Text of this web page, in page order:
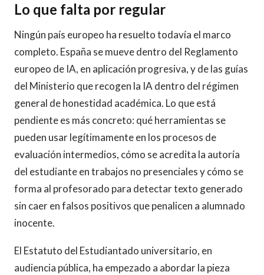
Lo que falta por regular
Ningún país europeo ha resuelto todavía el marco
completo. España se mueve dentro del Reglamento
europeo de IA, en aplicación progresiva, y de las guías
del Ministerio que recogen la IA dentro del régimen
general de honestidad académica. Lo que está
pendiente es más concreto: qué herramientas se
pueden usar legítimamente en los procesos de
evaluación intermedios, cómo se acredita la autoría
del estudiante en trabajos no presenciales y cómo se
forma al profesorado para detectar texto generado
sin caer en falsos positivos que penalicen a alumnado
inocente.
El Estatuto del Estudiantado universitario, en
audiencia pública, ha empezado a abordar la pieza